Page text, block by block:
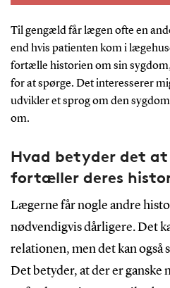
Lektor Anette Grønning
Søgaard Nielsen fra
repræsenterer den
De arbejder sammen
Projektet er finansieret
Fonden og indgår i det
forskningsprogram
Nordics.
”Digital konsultation”,
Til gengæld får lægen ofte en
end hvis patienten kom i
fortælle historien om sin
for at spørge. Det interesserer
udvikler et sprog om den
om.
Hvad betyder det
fortæller deres
Lægerne får nogle andre
nødvendigvis dårligere. Det
relationen, men det kan også
Det betyder, at der er ganske